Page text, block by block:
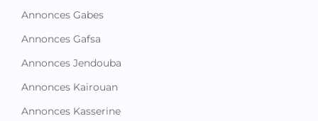
Annonces Gabes
Annonces Gafsa
Annonces Jendouba
Annonces Kairouan
Annonces Kasserine